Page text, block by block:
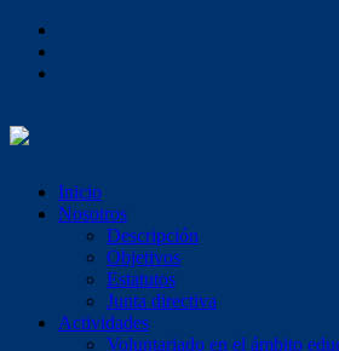
Inicio
Nosotros
Descripción
Objetivos
Estatutos
Junta directiva
Actividades
Voluntariado en el ámbito